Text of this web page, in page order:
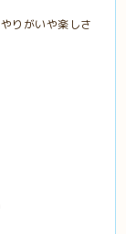
りがいや楽しさ